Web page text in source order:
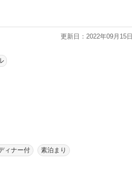
更新日：2022年09月15日
ィナー付 素泊まり